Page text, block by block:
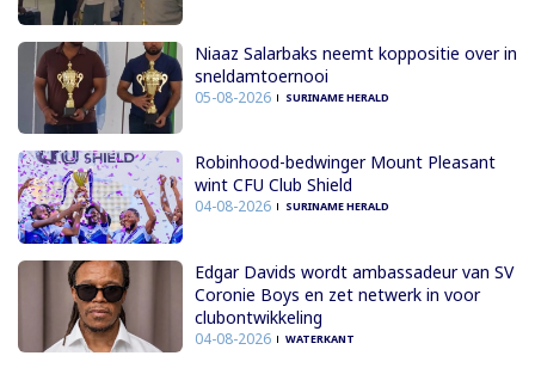
Niaaz Salarbaks neemt koppositie over in
sneldamtoernooi
05-08-2026 SURINAME HERALD
Robinhood-bedwinger Mount Pleasant
wint CFU Club Shield
04-08-2026 SURINAME HERALD
Edgar Davids wordt ambassadeur van SV
Coronie Boys en zet netwerk in voor
clubontwikkeling
04-08-2026 WATERKANT